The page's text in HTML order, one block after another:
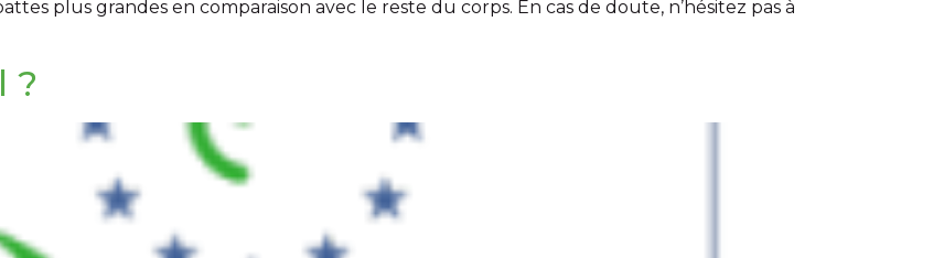
plus grandes en comparaison avec le reste du corps. En cas de doute, n’hésitez pas à
?